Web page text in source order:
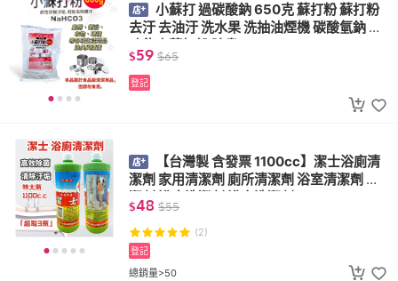
小蘇打 過碳酸鈉 650克 蘇打粉 蘇打粉
去汙 去油汙 洗水果 洗抽油煙機 碳酸氫鈉 多
功能小蘇打粉 除臭
$59 $65
登記
【台灣製 含發票 1100cc】潔士浴廁清
潔劑 家用清潔劑 廁所清潔劑 浴室清潔劑 清
潔劑 浴廁洗潔劑 浴室洗潔劑
$48 $55
(2)
總銷量>50
登記